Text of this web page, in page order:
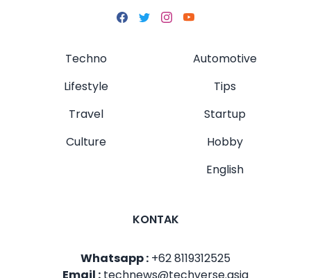
Techno
Lifestyle
Travel
Culture
Automotive
Tips
Startup
Hobby
English
KONTAK
Whatsapp : +62 8119312525
Email : technews@techverse.asia